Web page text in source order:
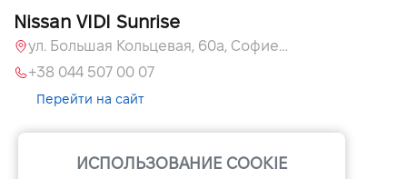
Nissan VIDI Sunrise
ул. Большая Кольцевая, 60а, Софиевская Борщаговка, Киевская обл.
+38 044 507 00 07
Перейти на сайт
ИСПОЛЬЗОВАНИЕ COOKIE